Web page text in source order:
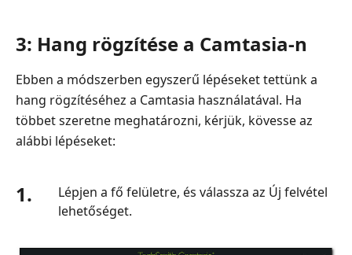
3: Hang rögzítése a Camtasia-n
Ebben a módszerben egyszerű lépéseket tettünk a
hang rögzítéséhez a Camtasia használatával. Ha
többet szeretne meghatározni, kérjük, kövesse az
alábbi lépéseket:
1.
Lépjen a fő felületre, és válassza az Új felvétel
lehetőséget.